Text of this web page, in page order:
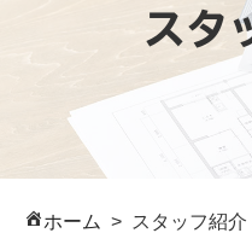
スタ
ホーム スタッフ紹介